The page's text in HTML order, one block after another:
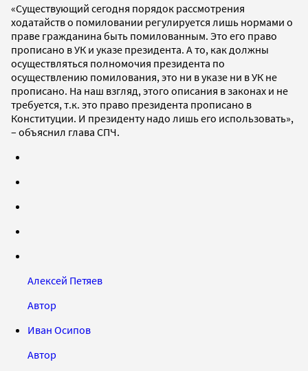
«Существующий сегодня порядок рассмотрения
ходатайств о помиловании регулируется лишь нормами о
праве гражданина быть помилованным. Это его право
прописано в УК и указе президента. А то, как должны
осуществляться полномочия президента по
осуществлению помилования, это ни в указе ни в УК не
прописано. На наш взгляд, этого описания в законах и не
требуется, т.к. это право президента прописано в
Конституции. И президенту надо лишь его использовать»,
– объяснил глава СПЧ.
Алексей Петяев
Автор
Иван Осипов
Автор